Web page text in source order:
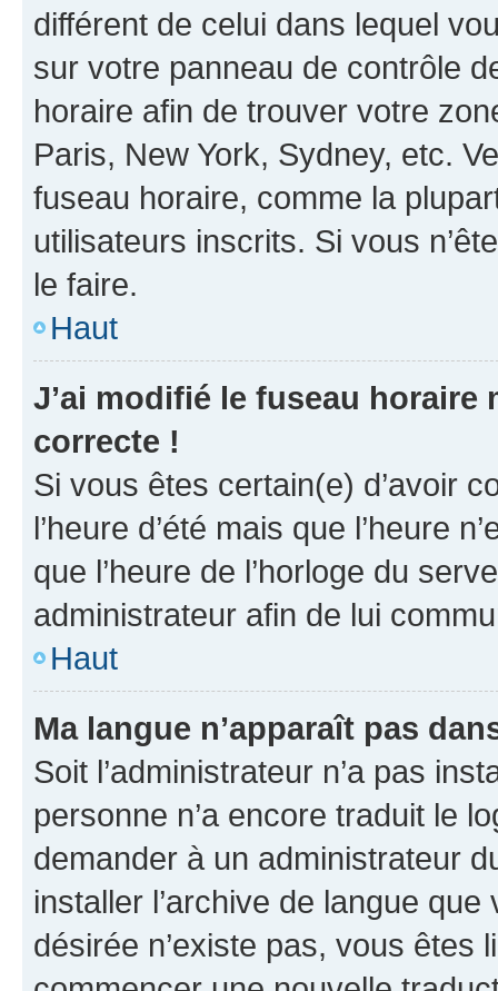
différent de celui dans lequel
sur votre panneau de contrôle
horaire afin de trouver votre
Paris, New York, Sydney, etc.
fuseau horaire, comme la
utilisateurs inscrits. Si vous
le faire.
Haut
J’ai modifié le fuseau horaire
correcte !
Si vous êtes certain(e) d’avoir
l’heure d’été mais que l’heure
que l’heure de l’horloge du
administrateur afin de lui
Haut
Ma langue n’apparaît pas
Soit l’administrateur n’a pas
personne n’a encore traduit le
demander à un administrateur
installer l’archive de langue
désirée n’existe pas, vous êtes